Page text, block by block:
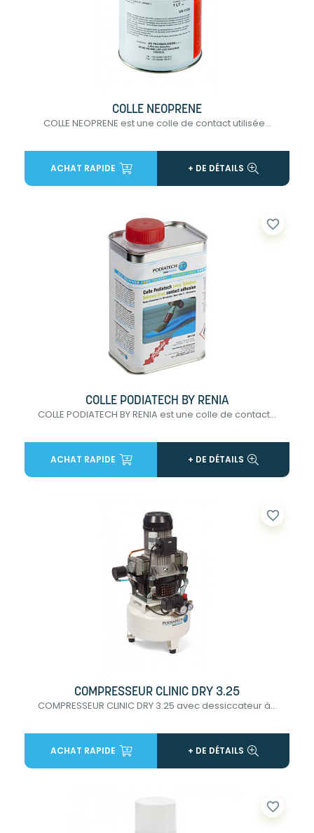
COLLE NEOPRENE
COLLE NEOPRENE est une colle de contact utilisée...
ACHAT RAPIDE + DE DÉTAILS
favorite_border
COLLE PODIATECH BY RENIA
COLLE PODIATECH BY RENIA est une colle de contact...
ACHAT RAPIDE + DE DÉTAILS
favorite_border
COMPRESSEUR CLINIC DRY 3.25
COMPRESSEUR CLINIC DRY 3.25 avec dessiccateur à...
ACHAT RAPIDE + DE DÉTAILS
favorite_border